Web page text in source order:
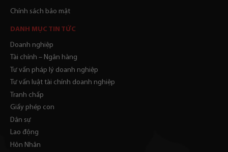
Chính sách bảo mật
DANH MỤC TIN TỨC
Doanh nghiệp
Tài chính – Ngân hàng
Tư vấn pháp lý doanh nghiệp
Tư vấn luật tài chính doanh nghiệp
Tranh chấp
Giấy phép con
Dân sự
Lao động
Hôn Nhân